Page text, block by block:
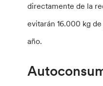
directamente de la
evitarán 16.000 kg
año.